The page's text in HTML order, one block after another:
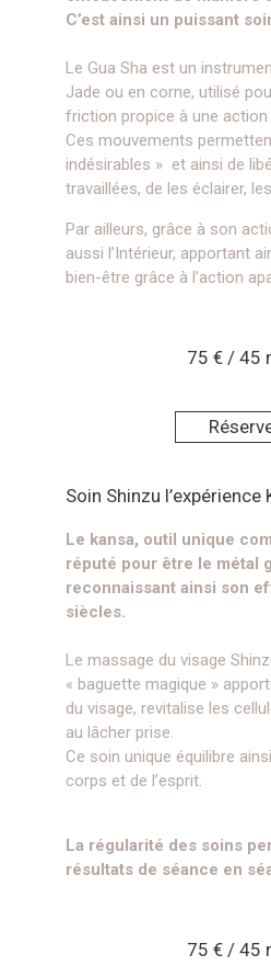
C’est ainsi un puissant
Le Gua Sha est un
Jade ou en corne, utilisé
friction propice à une action
Ces mouvements
indésirables » et ainsi de
travaillées, de les éclairer,
Par ailleurs, grâce à son
aussi l’Intérieur, apportant
bien-être grâce à l’action
75 € / 45
Soin Shinzu l’expérience
Le kansa, outil unique
réputé pour être le métal
reconnaissant ainsi son
siècles.
Le massage du visage
« baguette magique »
du visage, revitalise les
au lâcher prise.
Ce soin unique équilibre
corps et de l’esprit.
La régularité des soins
résultats de séance en
75 € / 45